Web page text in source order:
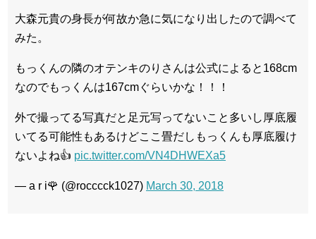
大森元貴の身長が何故か急に気になり出したので調べて
みた。
もっくんの隣のオテンキのりさんは公式によると168cm
なのでもっくんは167cmぐらいかな！！！
外で撮ってる写真だと足元写ってないこと多いし厚底履
いてる可能性もあるけどここ畳だしもっくんも厚底履け
ないよね👍 pic.twitter.com/VN4DHWEXa5
— a r i🌹 (@rocccck1027) March 30, 2018